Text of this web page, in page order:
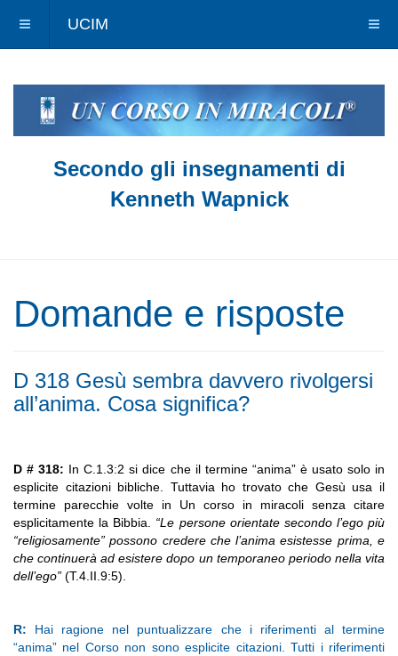
UCIM
Secondo gli insegnamenti di
Kenneth Wapnick
Domande e risposte
D 318 Gesù sembra davvero rivolgersi
all’anima. Cosa significa?
D # 318: In C.1.3:2 si dice che il termine “anima” è usato solo in
esplicite citazioni bibliche. Tuttavia ho trovato che Gesù usa il
termine parecchie volte in Un corso in miracoli senza citare
esplicitamente la Bibbia. “Le persone orientate secondo l’ego più
“religiosamente” possono credere che l’anima esistesse prima, e
che continuerà ad esistere dopo un temporaneo periodo nella vita
dell’ego” (T.4.II.9:5).
R: Hai ragione nel puntualizzare che i riferimenti al termine
“anima” nel Corso non sono esplicite citazioni. Tutti i riferimenti